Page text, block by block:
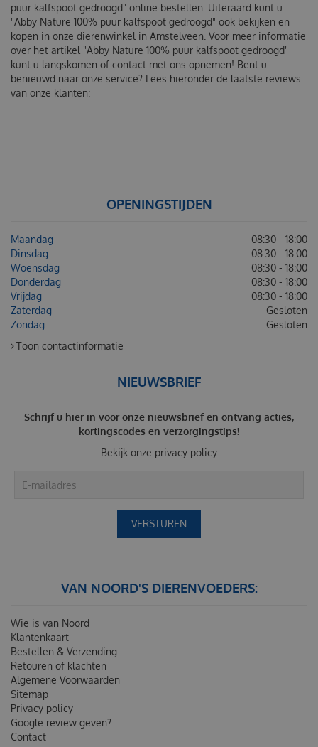
puur kalfspoot gedroogd" online bestellen. Uiteraard kunt u
"Abby Nature 100% puur kalfspoot gedroogd" ook bekijken en
kopen in onze dierenwinkel in Amstelveen. Voor meer informatie
over het artikel "Abby Nature 100% puur kalfspoot gedroogd"
kunt u langskomen of contact met ons opnemen! Bent u
benieuwd naar onze service? Lees hieronder de laatste reviews
van onze klanten:
OPENINGSTIJDEN
Maandag
08:30 - 18:00
Dinsdag
08:30 - 18:00
Woensdag
08:30 - 18:00
Donderdag
08:30 - 18:00
Vrijdag
08:30 - 18:00
Zaterdag
Gesloten
Zondag
Gesloten
Toon contactinformatie
NIEUWSBRIEF
Schrijf u hier in voor onze nieuwsbrief en ontvang acties,
kortingscodes en verzorgingstips!
Bekijk onze privacy policy
VAN NOORD'S DIERENVOEDERS:
Wie is van Noord
Klantenkaart
Bestellen & Verzending
Retouren of klachten
Algemene Voorwaarden
Sitemap
Privacy policy
Google review geven?
Contact